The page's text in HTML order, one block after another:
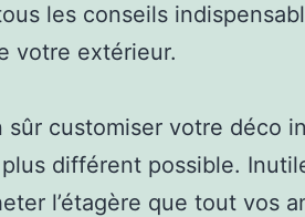
les conseils
votre extérieur.
sûr customiser votre déco
plus différent possible.
l’étagère que tout vos